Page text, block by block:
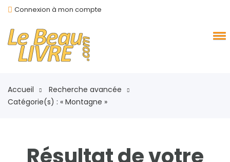
Connexion à mon compte
Accueil
Recherche avancée
Catégorie(s) : « Montagne »